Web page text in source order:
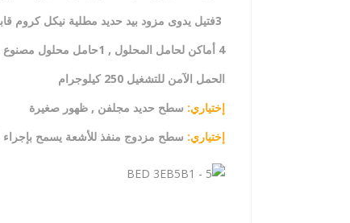
فتيل يدوى مزود بيد حديد مطلية نيكل كروم
4 أماكن لحامل المحلول , 1حامل محلول مصنوع
الحمل الآمن للتشغيل 250 كيلوجرام
إختياري: سطح حديد مجلفن , ظهور صغيرة
إختياري: سطح مزدوج منفذ للأشعة يسمح